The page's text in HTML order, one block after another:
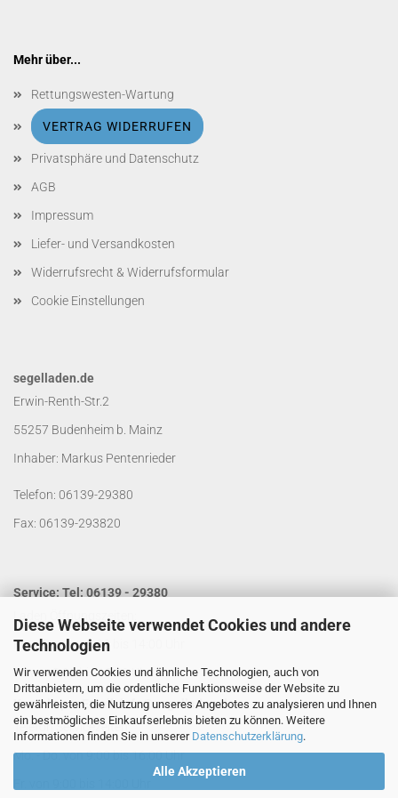
Diese Webseite verwendet Cookies und andere
Technologien
Wir verwenden Cookies und ähnliche Technologien, auch von
Drittanbietern, um die ordentliche Funktionsweise der Website zu
gewährleisten, die Nutzung unseres Angebotes zu analysieren und Ihnen
ein bestmögliches Einkaufserlebnis bieten zu können. Weitere
Informationen finden Sie in unserer Datenschutzerklärung.
Alle Akzeptieren
Mehr über...
Rettungswesten-Wartung
VERTRAG WIDERRUFEN
Privatsphäre und Datenschutz
AGB
Impressum
Liefer- und Versandkosten
Widerrufsrecht & Widerrufsformular
Cookie Einstellungen
segelladen.de
Erwin-Renth-Str.2
55257 Budenheim b. Mainz
Inhaber: Markus Pentenrieder
Telefon: 06139-29380
Fax: 06139-293820
Service: Tel: 06139 - 29380
Laden Öffnungszeiten:
Mo. - Do. von 9:00 bis 14:00 Uhr
Fr. von 9:00 bis 13:00 Uhr
Kontakt per Email:info@segelladen.de
Telefon Servicezeiten:
Mo. - Do. von 9:00 bis 16:00 Uhr